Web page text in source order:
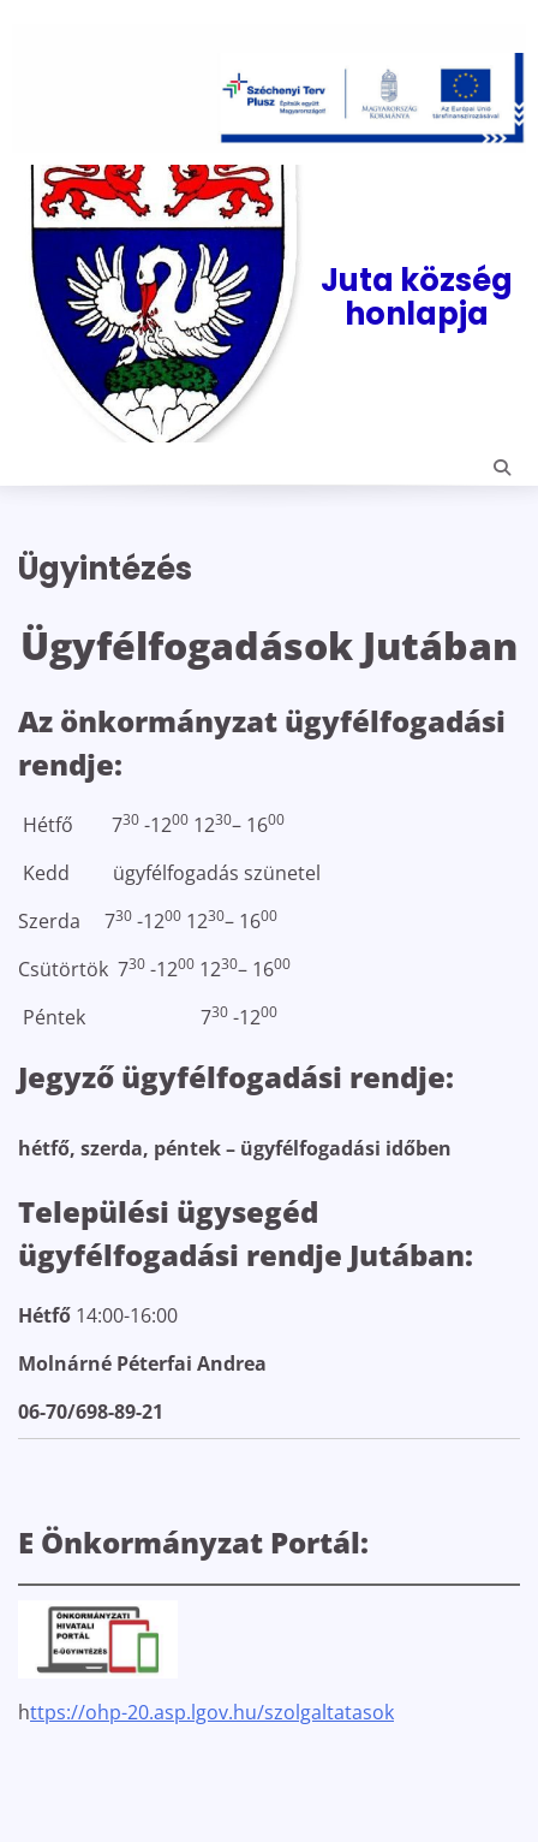
Skip
content
Juta község
honlapja
Ügyintézés
Ügyfélfogadások Jutában
Az önkormányzat ügyfélfogadási
rendje:
Hétfő 730 -1200 1230– 1600
Kedd ügyfélfogadás szünetel
Szerda 730 -1200 1230– 1600
Csütörtök 730 -1200 1230– 1600
Péntek 730 -1200
Jegyző ügyfélfogadási rendje:
hétfő, szerda, péntek – ügyfélfogadási időben
Települési ügysegéd
ügyfélfogadási rendje Jutában:
Hétfő 14:00-16:00
Molnárné Péterfai Andrea
06-70/698-89-21
E Önkormányzat Portál:
https://ohp-20.asp.lgov.hu/szolgaltatasok